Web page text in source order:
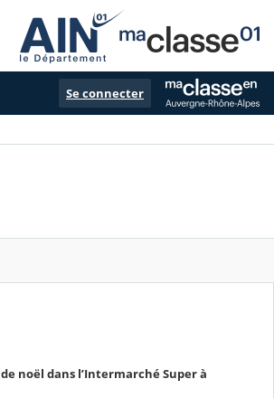
Se connecter
noël dans l’Intermarché Super à